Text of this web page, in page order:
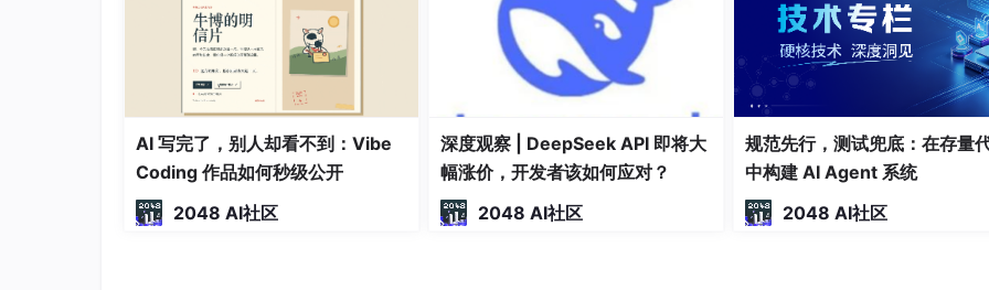
AI 写完了，别人却看不到：Vibe
Coding 作品如何秒级公开
2048 AI社区
深度观察 | DeepSeek API 即将大
幅涨价，开发者该如何应对？
2048 AI社区
规范先行，测试兜底：在存量
中构建 AI Agent 系统
2048 AI社区